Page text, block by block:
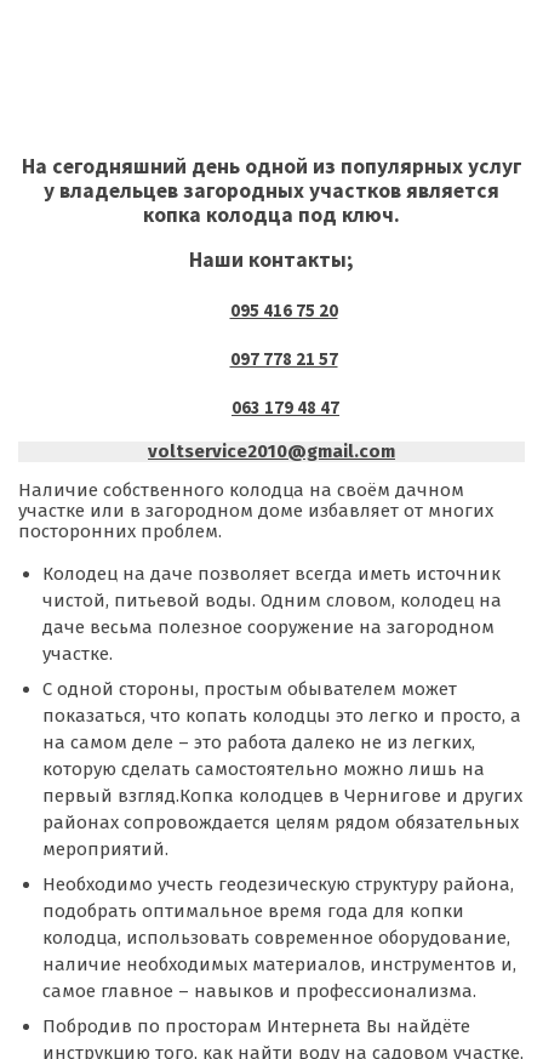
На сегодняшний день одной из популярных услуг
у владельцев загородных участков является
копка колодца под ключ.
Наши контакты;
095 416 75 20
097 778 21 57
063 179 48 47
voltservice2010@gmail.com
Наличие собственного колодца на своём дачном
участке или в загородном доме избавляет от многих
посторонних проблем.
Колодец на даче позволяет всегда иметь источник
чистой, питьевой воды. Одним словом, колодец на
даче весьма полезное сооружение на загородном
участке.
С одной стороны, простым обывателем может
показаться, что копать колодцы это легко и просто, а
на самом деле – это работа далеко не из легких,
которую сделать самостоятельно можно лишь на
первый взгляд.Копка колодцев в Чернигове и других
районах сопровождается целям рядом обязательных
мероприятий.
Необходимо учесть геодезическую структуру района,
подобрать оптимальное время года для копки
колодца, использовать современное оборудование,
наличие необходимых материалов, инструментов и,
самое главное – навыков и профессионализма.
Побродив по просторам Интернета Вы найдёте
инструкцию того, как найти воду на садовом участке,